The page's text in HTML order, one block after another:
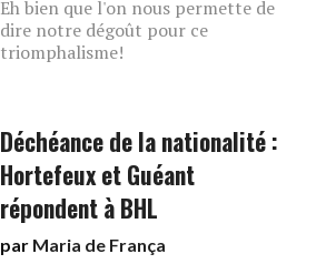
Eh bien que l'on nous permette de
dire notre dégoût pour ce
triomphalisme!
Déchéance de la nationalité :
Hortefeux et Guéant
répondent à BHL
par Maria de França